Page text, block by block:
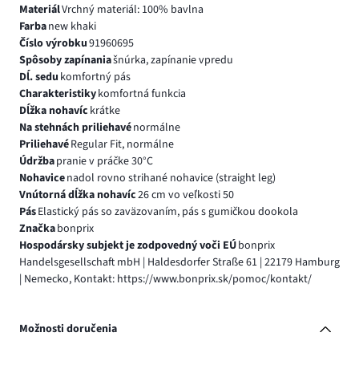
MateriálVrchný materiál: 100% bavlna
Farbanew khaki
Číslo výrobku91960695
Spôsoby zapínaniašnúrka, zapínanie vpredu
Dĺ. sedu komfortný pás
Charakteristikykomfortná funkcia
Dĺžka nohavíc krátke
Na stehnách priliehavénormálne
PriliehavéRegular Fit, normálne
Údržbapranie v práčke 30°C
Nohavicenadol rovno strihané nohavice (straight leg)
Vnútorná dĺžka nohavíc26 cm vo veľkosti 50
PásElastický pás so zaväzovaním, pás s gumičkou dookola
Značkabonprix
Hospodársky subjekt je zodpovedný voči EÚbonprix
Handelsgesellschaft mbH | Haldesdorfer Straße 61 | 22179 Hamburg
| Nemecko, Kontakt: https://www.bonprix.sk/pomoc/kontakt/
Možnosti doručenia